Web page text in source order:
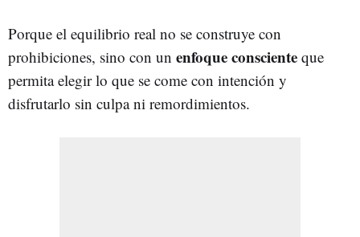
Porque el equilibrio real no se construye con
prohibiciones, sino con un enfoque consciente que
permita elegir lo que se come con intención y
disfrutarlo sin culpa ni remordimientos.